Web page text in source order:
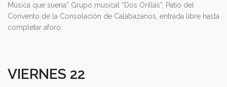
Música que suena” Grupo musical “Dos Orillas”. Patio del
Convento de la Consolación de Calabazanos, entrada libre hasta
completar aforo.
VIERNES 22